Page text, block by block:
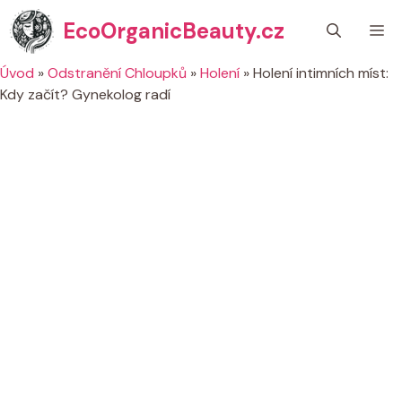
Přeskočit
na
obsah
EcoOrganicBeauty.cz
Úvod »Odstranění Chloupků »Holení »Holení intimních míst:
Kdy začít? Gynekolog radí